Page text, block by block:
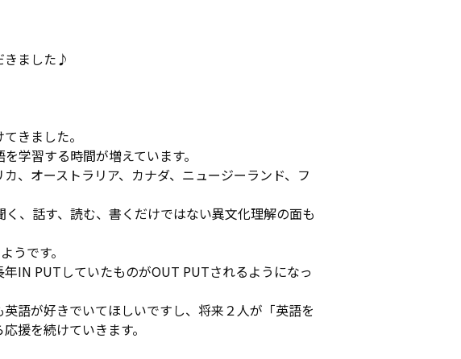
きました♪
きました。
学習する時間が増えています。
、オーストラリア、カナダ、ニュージーランド、フ
、話す、読む、書くだけではない異文化理解の面も
うです。
IN PUTしていたものがOUT PUTされるようになっ
語が好きでいてほしいですし、将来２人が「英語を
援を続けていきます。